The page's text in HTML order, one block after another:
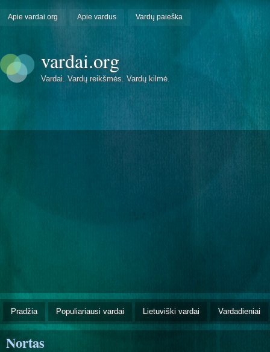
Apie vardai.org Apie vardus Vardų paieška
vardai.org
Vardai. Vardų reikšmės. Vardų kilmė.
Pradžia Populiariausi vardai Lietuviški vardai Vardadieniai
Nortas